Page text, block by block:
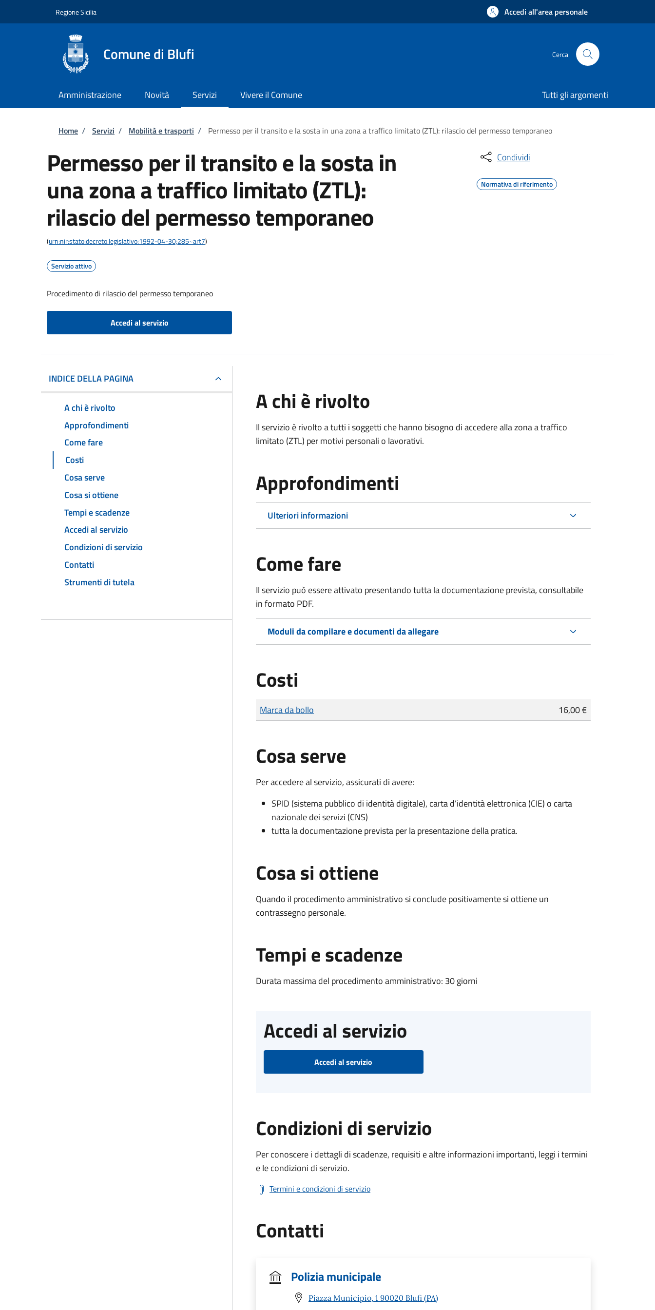
Regione Sicilia Accedi all'area personale
Comune di Blufi Cerca
Amministrazione Novità Servizi Vivere il Comune Tutti gli argomenti
Briciole di pane
Home / Servizi / Mobilità e trasporti / Permesso per il transito e la sosta in una zona a traffico limitato (ZTL): rilascio del permesso temporaneo
Permesso per il transito e la sosta in
una zona a traffico limitato (ZTL):
rilascio del permesso temporaneo
(urn:nir:stato:decreto.legislativo:1992-04-30;285~art7)
Servizio attivo
Procedimento di rilascio del permesso temporaneo
Accedi al servizio
Condividi
Normativa di riferimento
INDICE DELLA PAGINA
A chi è rivolto
Approfondimenti
Come fare
Costi
Cosa serve
Cosa si ottiene
Tempi e scadenze
Accedi al servizio
Condizioni di servizio
Contatti
Strumenti di tutela
A chi è rivolto
Il servizio è rivolto a tutti i soggetti che hanno bisogno di accedere alla zona a traffico
limitato (ZTL) per motivi personali o lavorativi.
Approfondimenti
Ulteriori informazioni
Come fare
Il servizio può essere attivato presentando tutta la documentazione prevista, consultabile
in formato PDF.
Moduli da compilare e documenti da allegare
Costi
Tipo di pagamento
Importo
Marca da bollo 16,00 €
Cosa serve
Per accedere al servizio, assicurati di avere:
SPID (sistema pubblico di identità digitale), carta d’identità elettronica (CIE) o carta
nazionale dei servizi (CNS)
tutta la documentazione prevista per la presentazione della pratica.
Cosa si ottiene
Quando il procedimento amministrativo si conclude positivamente si ottiene un
contrassegno personale.
Tempi e scadenze
Durata massima del procedimento amministrativo: 30 giorni
Accedi al servizio
Accedi al servizio
Condizioni di servizio
Per conoscere i dettagli di scadenze, requisiti e altre informazioni importanti, leggi i termini
e le condizioni di servizio.
Termini e condizioni di servizio
Contatti
Polizia municipale
Piazza Municipio, 1 90020 Blufi (PA)